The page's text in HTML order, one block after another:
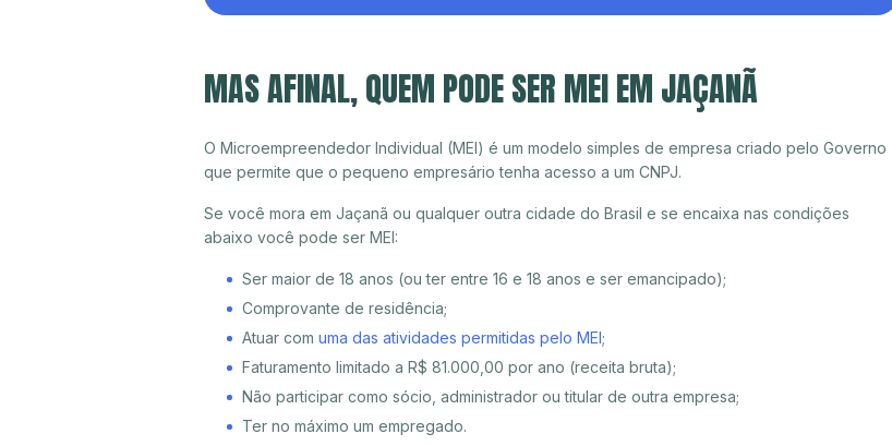
MAS AFINAL, QUEM PODE SER MEI EM JAÇANÃ
O Microempreendedor Individual (MEI) é um modelo simples de empresa criado pelo Governo
que permite que o pequeno empresário tenha acesso a um CNPJ.
Se você mora em Jaçanã ou qualquer outra cidade do Brasil e se encaixa nas condições
abaixo você pode ser MEI:
Ser maior de 18 anos (ou ter entre 16 e 18 anos e ser emancipado);
Comprovante de residência;
Atuar com uma das atividades permitidas pelo MEI;
Faturamento limitado a R$ 81.000,00 por ano (receita bruta);
Não participar como sócio, administrador ou titular de outra empresa;
Ter no máximo um empregado.